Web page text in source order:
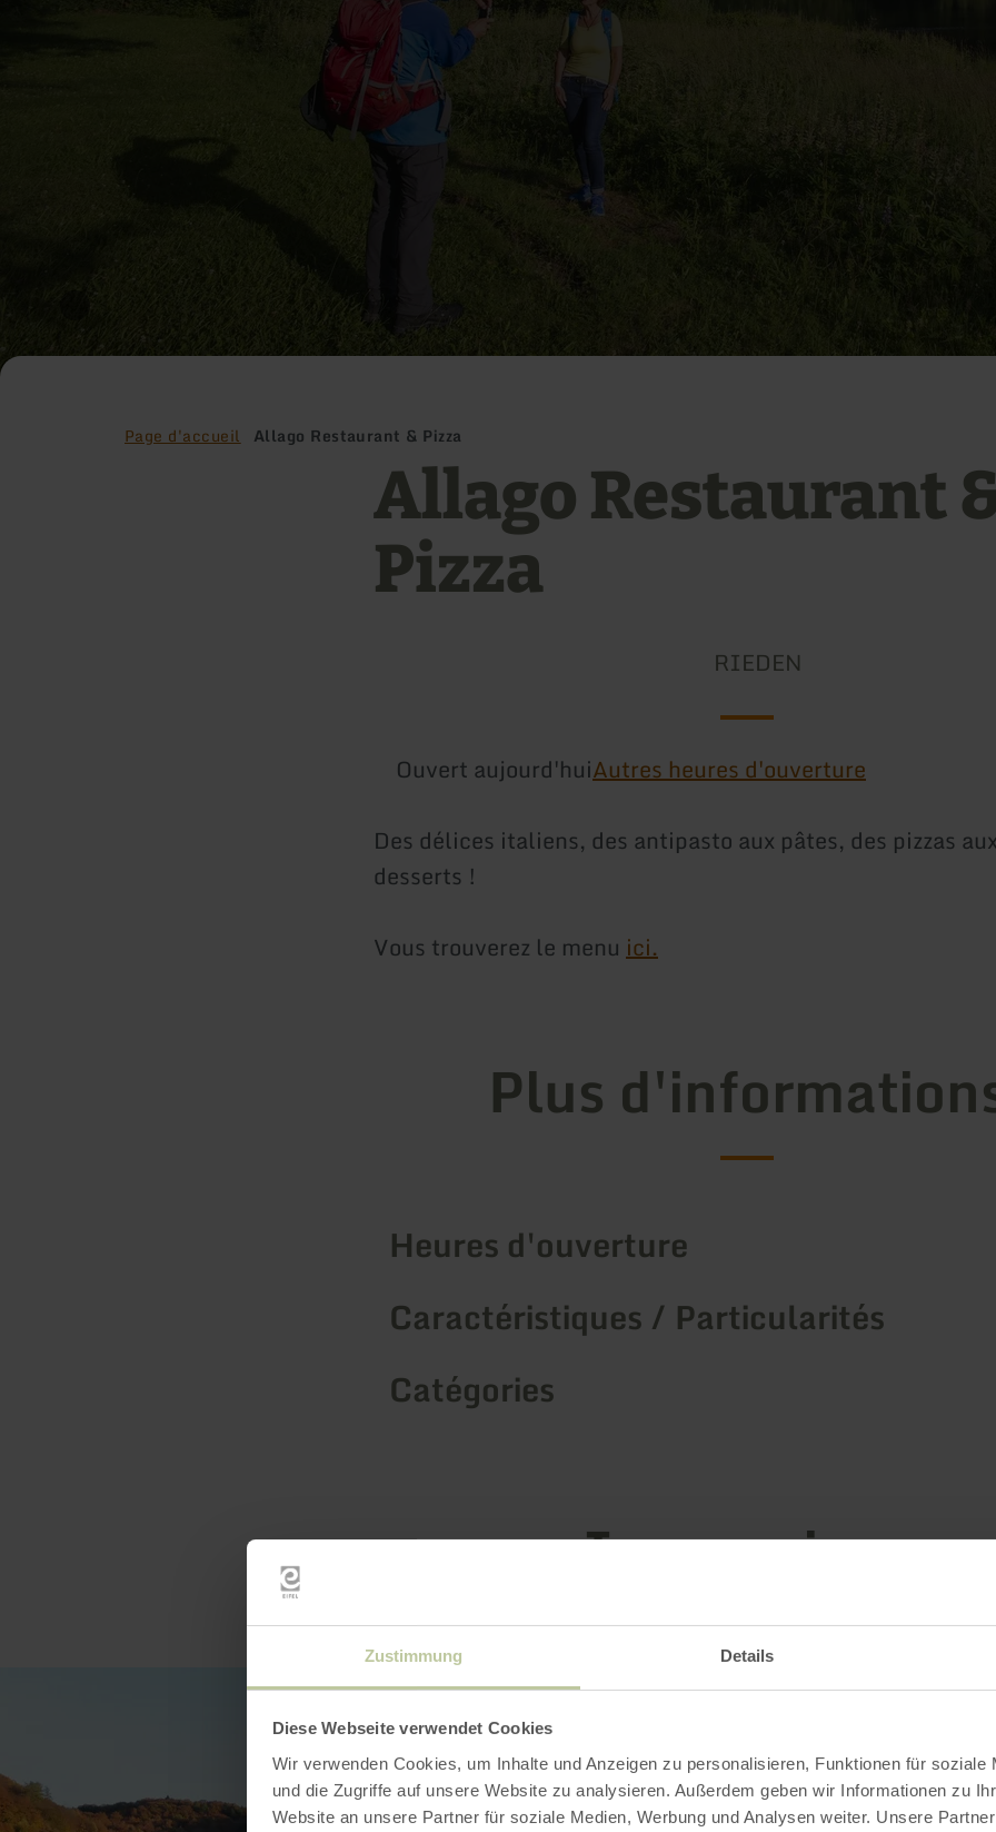
Zustimmung Details
Diese Webseite verwendet Cookies
Wir verwenden Cookies, um Inhalte und Anzeigen zu personalisieren, Funktionen für soziale
und die Zugriffe auf unsere Website zu analysieren. Außerdem geben wir Informationen zu
Website an unsere Partner für soziale Medien, Werbung und Analysen weiter. Unsere
Page d'accueil Allago Restaurant & Pizza
Allago Restaurant
Pizza
RIEDEN
Ouvert aujourd'huiAutres heures d'ouverture
Des délices italiens, des antipasto aux pâtes, des pizzas
desserts !
Vous trouverez le menu ici.
Plus
Heures d'ouverture
Caractéristiques / Particularités
Catégories
Impressions